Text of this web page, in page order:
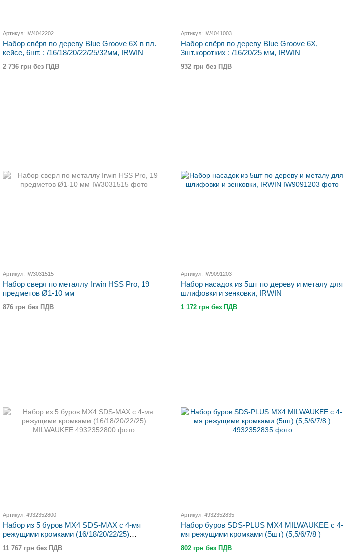
Артикул: IW4042202
Набор свёрл по дереву Blue Groove 6X в пл.
кейсе, 6шт. : /16/18/20/22/25/32мм, IRWIN
2 736 грн без ПДВ
Артикул: IW4041003
Набор свёрл по дереву Blue Groove 6X,
3шт.коротких : /16/20/25 мм, IRWIN
932 грн без ПДВ
Артикул: IW3031515
Набор сверл по металлу Irwin HSS Pro, 19
предметов Ø1-10 мм
876 грн без ПДВ
Артикул: IW9091203
Набор насадок из 5шт по дереву и металу для
шлифовки и зенковки, IRWIN
1 172 грн без ПДВ
Артикул: 4932352800
Набор из 5 буров MX4 SDS-MAX с 4-мя
режущими кромками (16/18/20/22/25)
11 767 грн без ПДВ
Артикул: 4932352835
Набор буров SDS-PLUS MX4 MILWAUKEE с 4-
мя режущими кромками (5шт) (5,5/6/7/8 )
802 грн без ПДВ